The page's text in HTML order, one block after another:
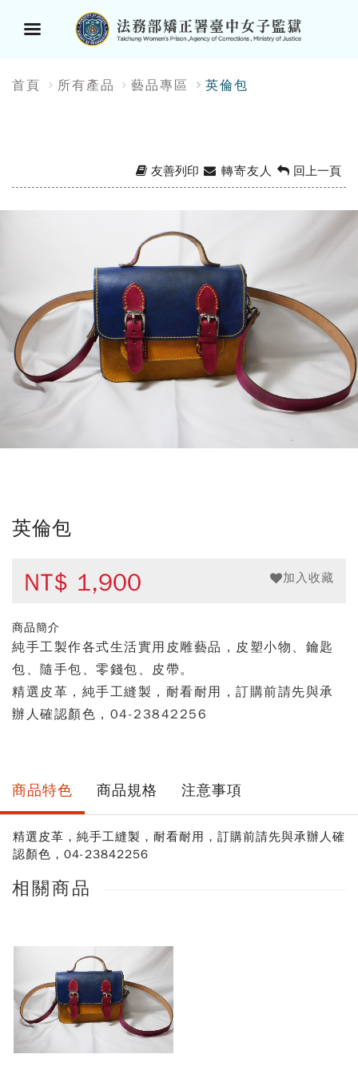
單
首頁 所有產品 藝品專區 英倫包
友善列印 轉寄友人 回上一頁
英倫包
NT$ 1,900 加入收藏
商品簡介
純手工製作各式生活實用皮雕藝品，皮塑小物、鑰匙
包、隨手包、零錢包、皮帶。
精選皮革，純手工縫製，耐看耐用，訂購前請先與承
辦人確認顏色，04-23842256
商品特色 商品規格 注意事項
精選皮革，純手工縫製，耐看耐用，訂購前請先與承辦人確
認顏色，04-23842256
相關商品